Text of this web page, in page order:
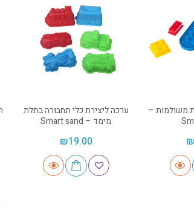
משולמות –
₪
ערכה ליצירת כלי תחבורה בתלת
מימד – Smart sand
₪19.00